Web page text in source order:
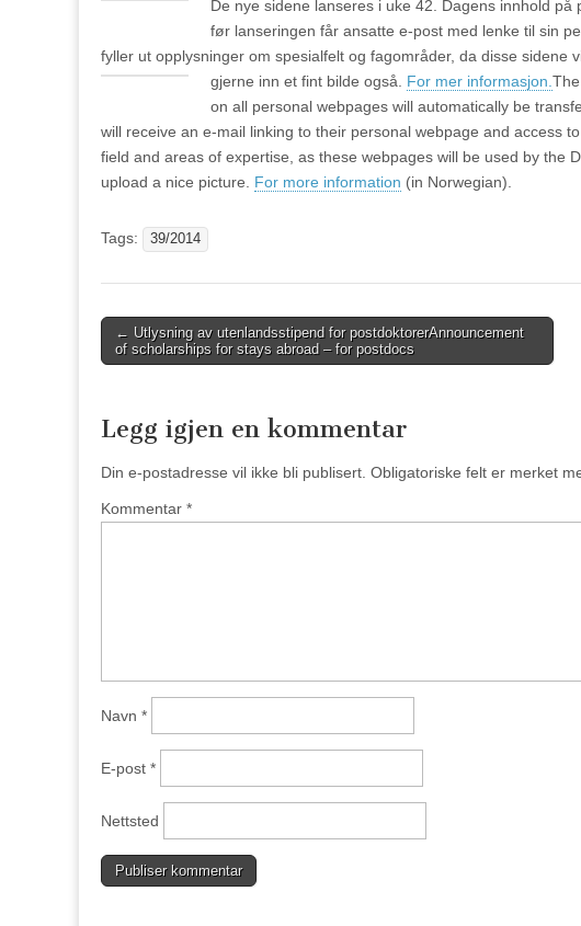
De nye sidene lanseres i uke 42. Dagens innhold
før lanseringen får ansatte e-post med lenke til sin
fyller ut opplysninger om spesialfelt og fagområder, da disse sidene
gjerne inn et fint bilde også. For mer informasjon.
on all personal webpages will automatically be
will receive an e-mail linking to their personal webpage and access
field and areas of expertise, as these webpages will be used by the
upload a nice picture. For more information (in Norwegian).
Tags: 39/2014
Post
navigation
← Utlysning av utenlandsstipend for postdoktorerAnnouncement
of scholarships for stays abroad – for postdocs
Legg igjen en kommentar
Din e-postadresse vil ikke bli publisert. Obligatoriske felt er merket
Kommentar *
Navn *
E-post *
Nettsted